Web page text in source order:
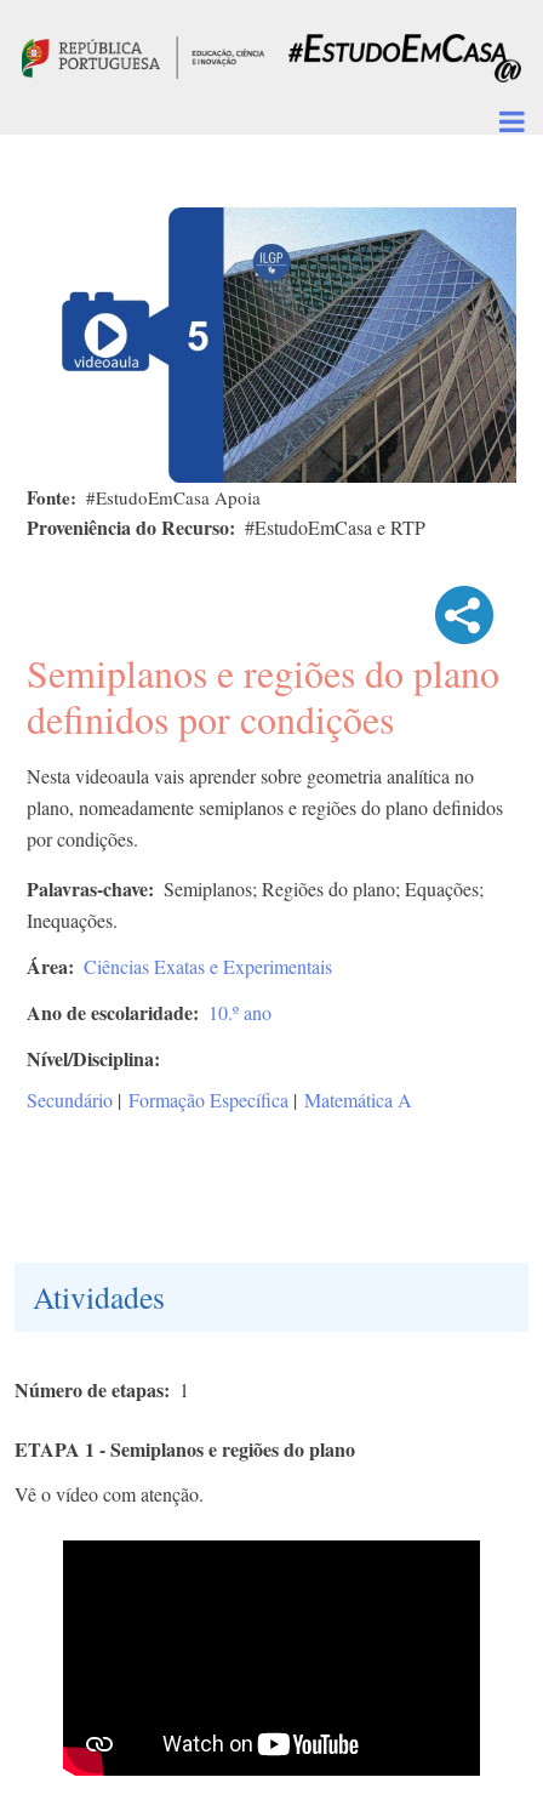
Fonte #EstudoEmCasa Apoia
Proveniência do Recurso #EstudoEmCasa e RTP
Semiplanos e regiões do plano
definidos por condições
Nesta videoaula vais aprender sobre geometria analítica no
plano, nomeadamente semiplanos e regiões do plano definidos
por condições.
Palavras-chave
Semiplanos; Regiões do plano; Equações;
Inequações.
Área Ciências Exatas e Experimentais
Ano de escolaridade 10.º ano
Nível/Disciplina
Secundário | Formação Específica | Matemática A
Atividades
Número de etapas 1
ETAPA 1 - Semiplanos e regiões do plano
Vê o vídeo com atenção.